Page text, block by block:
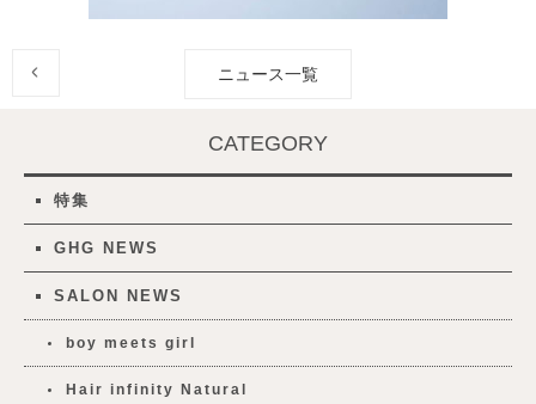
ニュース一覧
CATEGORY
特集
GHG NEWS
SALON NEWS
boy meets girl
Hair infinity Natural